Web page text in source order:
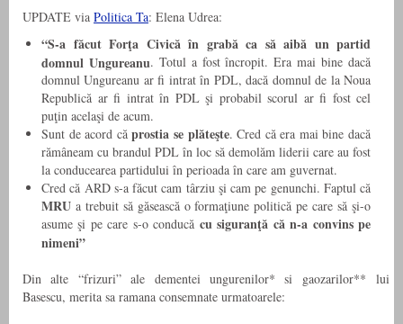
UPDATE via Politica Ta: Elena Udrea:
“S-a făcut Forţa Civică în grabă ca să aibă un partid
domnul Ungureanu. Totul a fost încropit. Era mai bine dacă
domnul Ungureanu ar fi intrat în PDL, dacă domnul de la Noua
Republică ar fi intrat în PDL şi probabil scorul ar fi fost cel
puţin acelaşi de acum.
Sunt de acord căprostia se plăteşte. Cred că era mai bine dacă
rămâneam cu brandul PDL în loc să demolăm liderii care au fost
la conducearea partidului în perioada în care am guvernat.
Cred că ARD s-a făcut cam târziu şi cam pe genunchi. Faptul că
MRU a trebuit să găsească o formaţiune politică pe care să şi-o
asume şi pe care s-o conducă cu siguranţă că n-a convins pe
nimeni”
Din alte “frizuri” ale dementei ungurenilor* si gaozarilor** lui
Basescu, merita sa ramana consemnate urmatoarele: